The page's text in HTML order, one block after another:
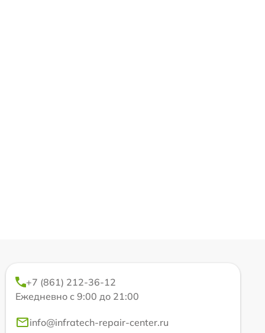
+7 (861) 212-36-12
Ежедневно с 9:00 до 21:00
info@infratech-repair-center.ru